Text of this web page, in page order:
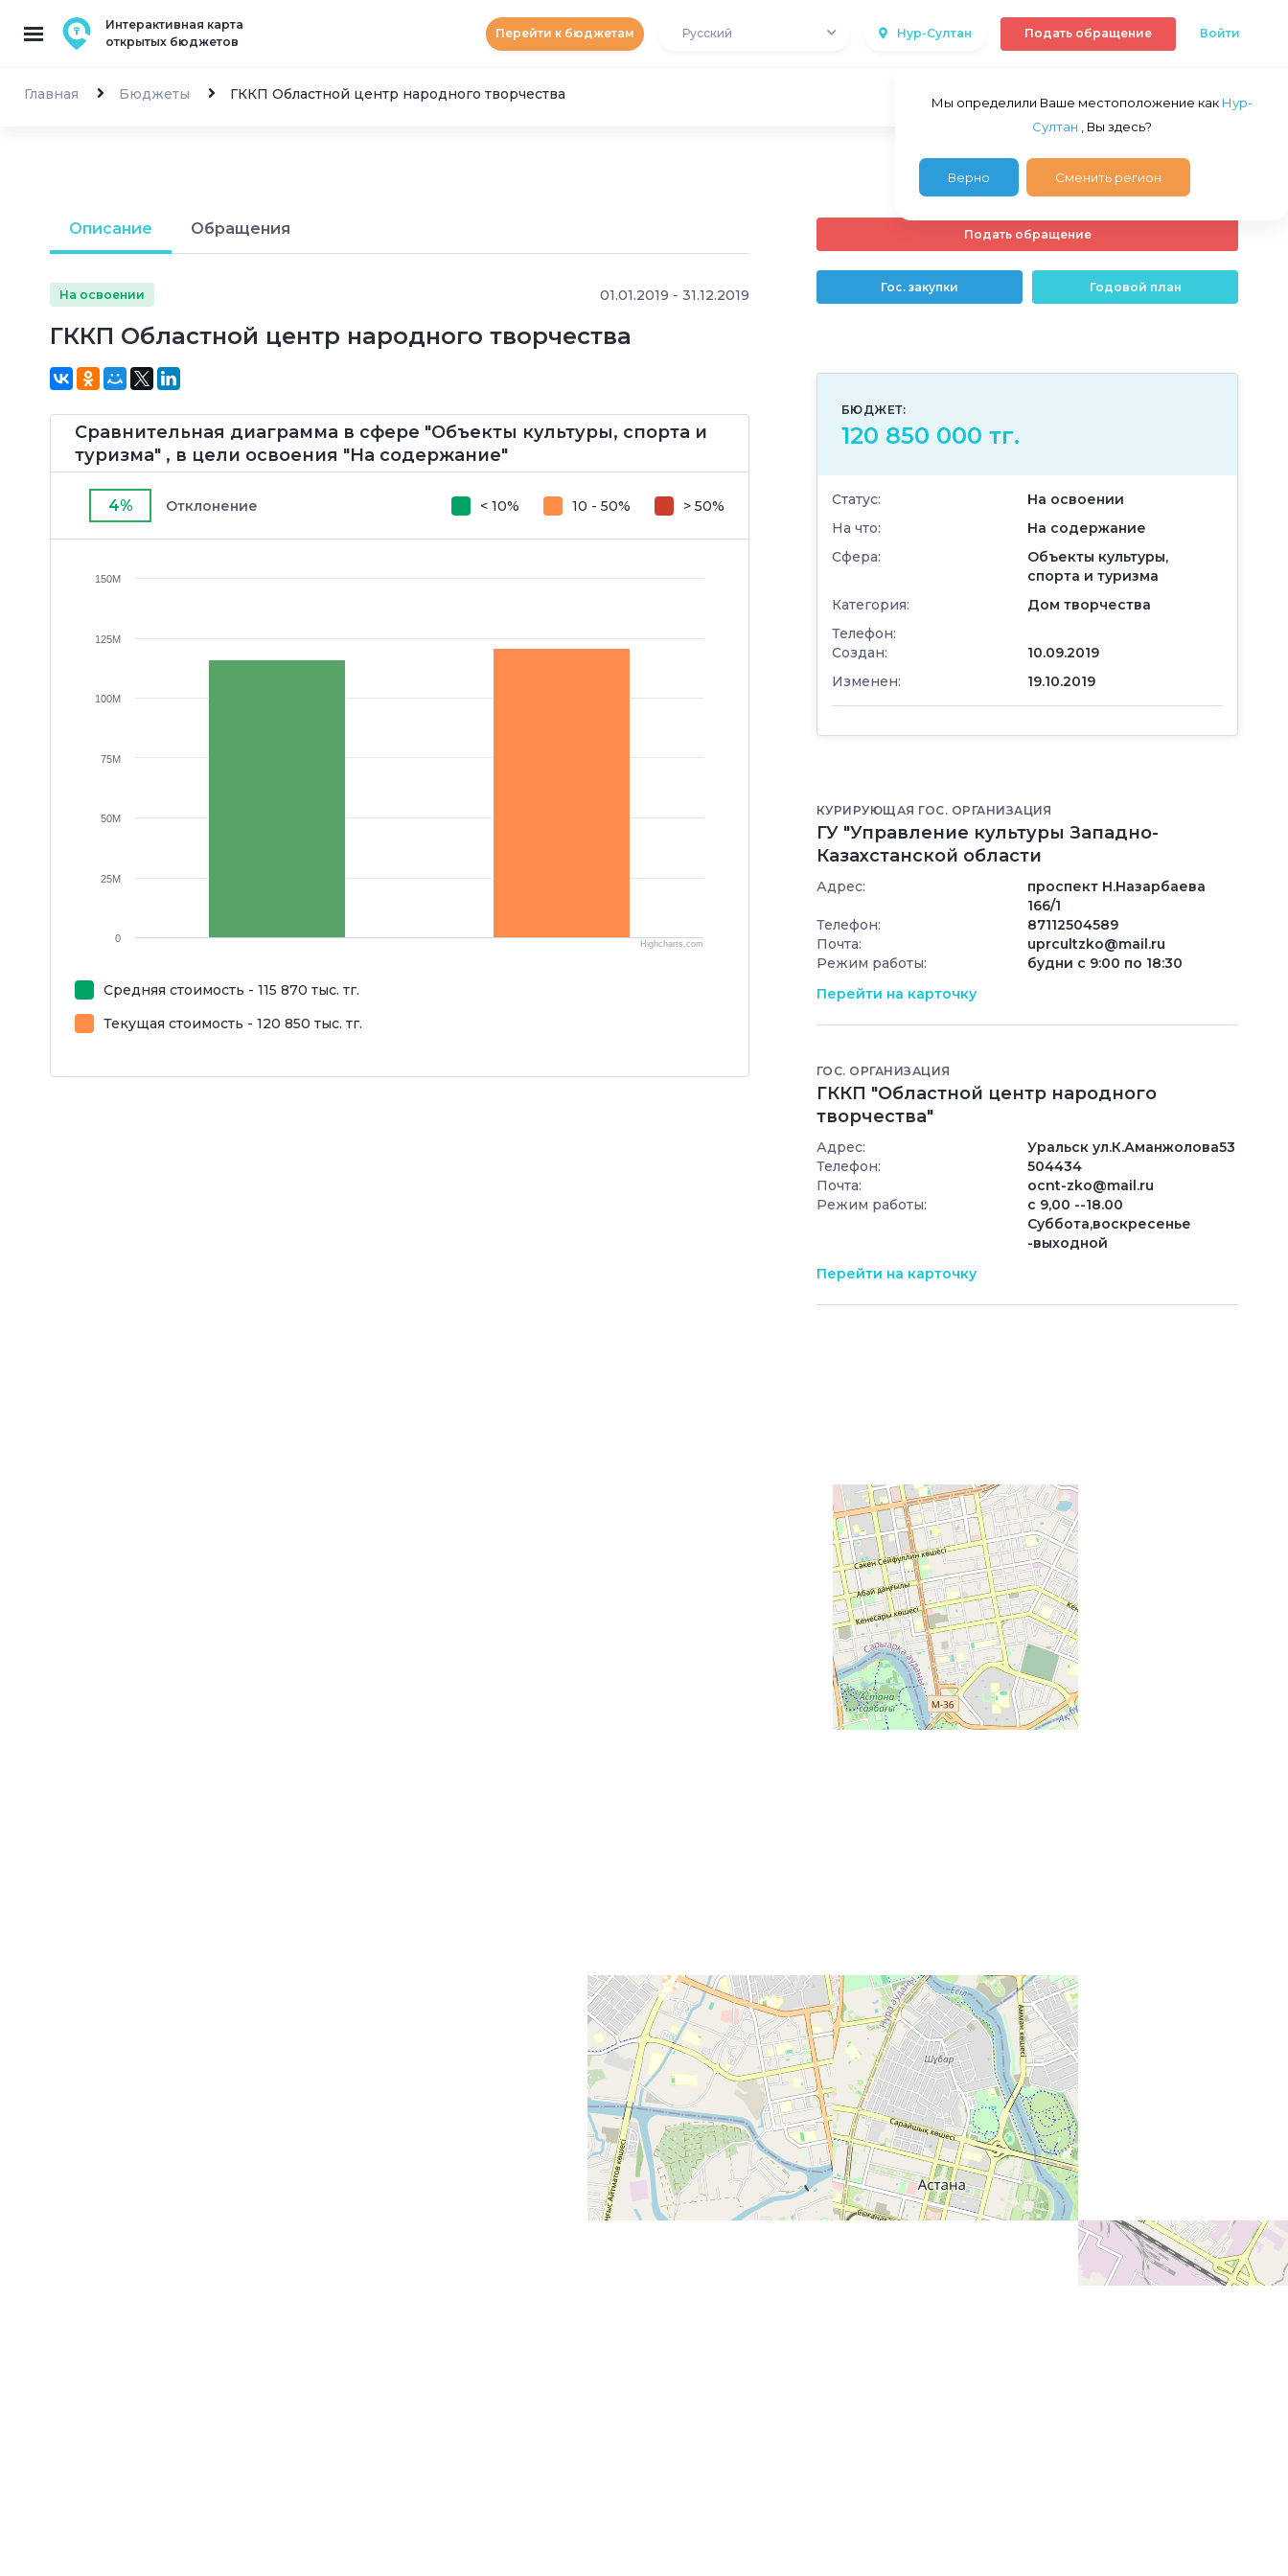
Мы определили Ваше местоположение как Нур-
Султан , Вы здесь?
Верно Сменить регион
Интерактивная карта
открытых бюджетов
Перейти к бюджетам Русский Нур-Султан Подать обращение Войти
Главная Бюджеты ГККП Областной центр народного творчества
Описание Обращения
На освоении 01.01.2019 - 31.12.2019
ГККП Областной центр народного творчества
Сравнительная диаграмма в сфере "Объекты культуры, спорта и
туризма" , в цели освоения "На содержание"
4% Отклонение < 10% 10 - 50% > 50%
0
25M
50M
75M
100M
125M
150M
Highcharts.com
Средняя стоимость - 115 870 тыс. тг.
Текущая стоимость - 120 850 тыс. тг.
Подать обращение
Гос. закупки Годовой план
БЮДЖЕТ:
120 850 000 тг.
Статус:
На освоении
На что:
На содержание
Сфера:
Объекты культуры,
спорта и туризма
Категория:
Дом творчества
Телефон:
Создан:
10.09.2019
Изменен:
19.10.2019
КУРИРУЮЩАЯ ГОС. ОРГАНИЗАЦИЯ
ГУ "Управление культуры Западно-
Казахстанской области
Адрес:
проспект Н.Назарбаева
166/1
Телефон:
87112504589
Почта:
uprcultzko@mail.ru
Режим работы:
будни с 9:00 по 18:30
Перейти на карточку
ГОС. ОРГАНИЗАЦИЯ
ГККП "Областной центр народного
творчества"
Адрес:
Уральск ул.К.Аманжолова53
Телефон:
504434
Почта:
ocnt-zko@mail.ru
Режим работы:
с 9,00 --18.00
Суббота,воскресенье
-выходной
Перейти на карточку